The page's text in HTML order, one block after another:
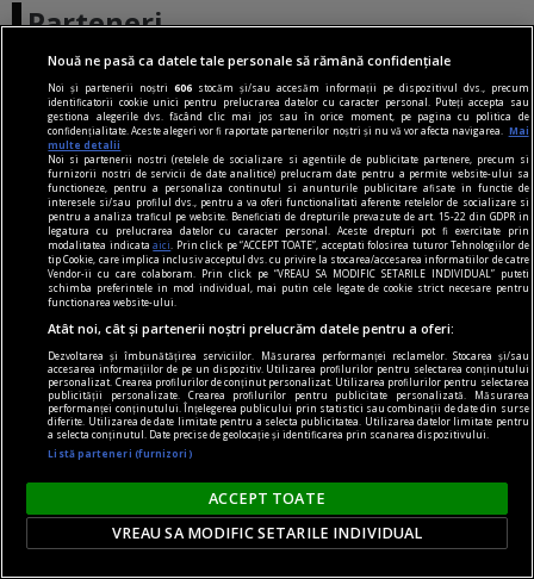
Parteneri
Smiley, în „fustă”! Cum au reacționat fanii și care
e verdictul designerilor. „Cred că are șifonierul la
comun cu nevastă-sa!”
Smiley, în „fustă”! Fanii l-au sfătuit să renunțe la
astfel de ținute, în timp ce designerul Florin
Burescu îi apreciază alegerea vestimentară
Nouă ne pasă ca datele tale personale să rămână confidențiale
Noi și partenerii noștri606 stocăm și/sau accesăm informații pe dispozitivul dvs., precum
identificatorii cookie unici pentru prelucrarea datelor cu caracter personal. Puteți accepta sau
gestiona alegerile dvs. făcând clic mai jos sau în orice moment, pe pagina cu politica de
confidențialitate. Aceste alegeri vor fi raportate partenerilor noștri și nu vă vor afecta navigarea.
Mai
multe detalii
Noi si partenerii nostri (retelele de socializare si agentiile de publicitate partenere, precum si
furnizorii nostri de servicii de date analitice) prelucram date pentru a permite website-ului sa
functioneze, pentru a personaliza continutul si anunturile publicitare afisate in functie de
interesele si/sau profilul dvs., pentru a va oferi functionalitati aferente retelelor de socializare si
pentru a analiza traficul pe website. Beneficiati de drepturile prevazute de art. 15-22 din GDPR in
legatura cu prelucrarea datelor cu caracter personal. Aceste drepturi pot fi exercitate prin
modalitatea indicataaici
. Prin click pe “ACCEPT TOATE”, acceptati folosirea tuturor Tehnologiilor de
tip Cookie, care implica inclusiv acceptul dvs. cu privire la stocarea/accesarea informatiilor de catre
Vendor-ii cu care colaboram. Prin click pe “VREAU SA MODIFIC SETARILE INDIVIDUAL” puteti
schimba preferintele in mod individual, mai putin cele legate de cookie strict necesare pentru
functionarea website-ului.
Atât noi, cât și partenerii noștri prelucrăm datele pentru a oferi:
Dezvoltarea și îmbunătățirea serviciilor. Măsurarea performanței reclamelor. Stocarea și/sau
accesarea informațiilor de pe un dispozitiv. Utilizarea profilurilor pentru selectarea conținutului
personalizat. Crearea profilurilor de conținut personalizat. Utilizarea profilurilor pentru selectarea
publicității personalizate. Crearea profilurilor pentru publicitate personalizată. Măsurarea
performanței conținutului. Înțelegerea publicului prin statistici sau combinații de date din surse
diferite. Utilizarea de date limitate pentru a selecta publicitatea. Utilizarea datelor limitate pentru
a selecta conținutul. Date precise de geolocație și identificarea prin scanarea dispozitivului.
Listă parteneri (furnizori)
ACCEPT TOATE
VREAU SA MODIFIC SETARILE INDIVIDUAL